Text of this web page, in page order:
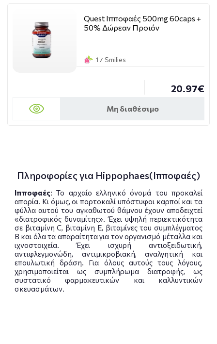
Quest Ιπποφαές 500mg 60caps +
50% Δώρεαν Προιόν
17 Smilies
20.97€
Μη διαθέσιμο
Πληροφορίες για Hippophaes(Ιπποφαές)
Ιπποφαές: Το αρχαίο ελληνικό όνομά του προκαλεί
απορία. Κι όμως, οι πορτοκαλί υπόστυφοι καρποί και τα
φύλλα αυτού του αγκαθωτού θάμνου έχουν αποδειχτεί
«διατροφικός δυναμίτης». Έχει υψηλή περιεκτικότητα
σε βιταμίνη C, βιταμίνη Ε, βιταμίνες του συμπλέγματος
Β και όλα τα απαραίτητα για τον οργανισμό μέταλλα και
ιχνοστοιχεία. Έχει ισχυρή αντιοξειδωτική,
αντιφλεγμονώδη, αντιμικροβιακή, αναλγητική και
επουλωτική δράση. Για όλους αυτούς τους λόγους,
χρησιμοποιείται ως συμπλήρωμα διατροφής, ως
συστατικό φαρμακευτικών και καλλυντικών
σκευασμάτων.